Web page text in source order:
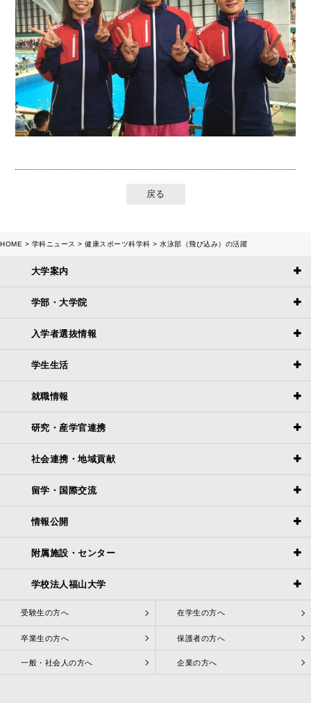
戻る
HOME 学科ニュース 健康スポーツ科学科 水泳部（飛び込み）の活躍
大学案内
学部・大学院
入学者選抜情報
学生生活
就職情報
研究・産学官連携
社会連携・地域貢献
留学・国際交流
情報公開
附属施設・センター
学校法人福山大学
受験生の方へ 在学生の方へ
卒業生の方へ 保護者の方へ
一般・社会人の方へ 企業の方へ